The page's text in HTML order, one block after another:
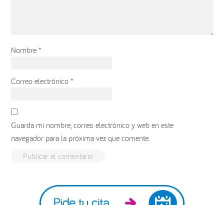
Nombre*
Correo electrónico*
Guarda mi nombre, correo electrónico y web en este
navegador para la próxima vez que comente.
Barra